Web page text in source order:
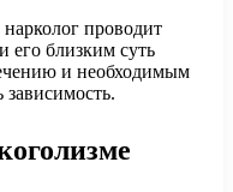
проводит
его близким суть
и необходимым